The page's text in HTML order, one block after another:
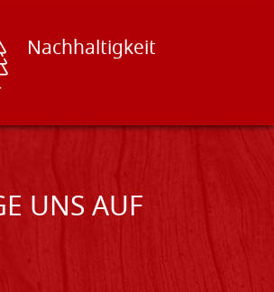
Nachhaltigkeit
UNS AUF